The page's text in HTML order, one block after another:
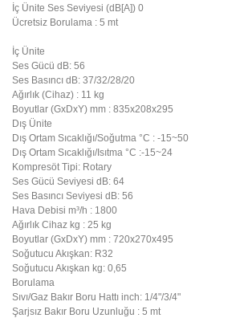
İç Ünite Ses Seviyesi (dB[A]) 0
Ücretsiz Borulama : 5 mt
İç Ünite
Ses Gücü dB: 56
Ses Basıncı dB: 37/32/28/20
Ağırlık (Cihaz) : 11 kg
Boyutlar (GxDxY) mm : 835x208x295
Dış Ünite
Dış Ortam Sıcaklığı/Soğutma °C : -15~50
Dış Ortam Sıcaklığı/Isıtma °C :-15~24
Kompresöt Tipi: Rotary
Ses Gücü Seviyesi dB: 64
Ses Basıncı Seviyesi dB: 56
Hava Debisi m³/h : 1800
Ağırlık Cihaz kg : 25 kg
Boyutlar (GxDxY) mm : 720x270x495
Soğutucu Akışkan: R32
Soğutucu Akışkan kg: 0,65
Borulama
Sıvı/Gaz Bakır Boru Hattı inch: 1/4"/3/4"
Şarjsız Bakır Boru Uzunluğu : 5 mt